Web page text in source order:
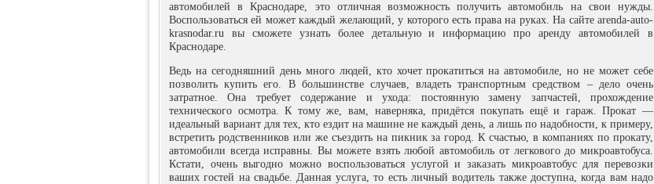
автомобилей в Краснодаре, это отличная возможность получить автомобиль на свои нужды.
Воспользоваться ей может каждый желающий, у которого есть права на руках. На сайте arenda-auto-
krasnodar.ru вы сможете узнать более детальную и информацию про аренду автомобилей в
Краснодаре.
Ведь на сегодняшний день много людей, кто хочет прокатиться на автомобиле, но не может себе
позволить купить его. В большинстве случаев, владеть транспортным средством – дело очень
затратное. Она требует содержание и ухода: постоянную замену запчастей, прохождение
технического осмотра. К тому же, вам, наверняка, придётся покупать ещё и гараж. Прокат —
идеальный вариант для тех, кто ездит на машине не каждый день, а лишь по надобности, к примеру,
встретить родственников или же съездить на пикник за город. К счастью, в компаниях по прокату,
автомобили всегда исправны. Вы можете взять любой автомобиль от легкового до микроавтобуса.
Кстати, очень выгодно можно воспользоваться услугой и заказать микроавтобус для перевозки
ваших гостей на свадьбе. Данная услуга, то есть личный водитель также доступна, когда вам надо